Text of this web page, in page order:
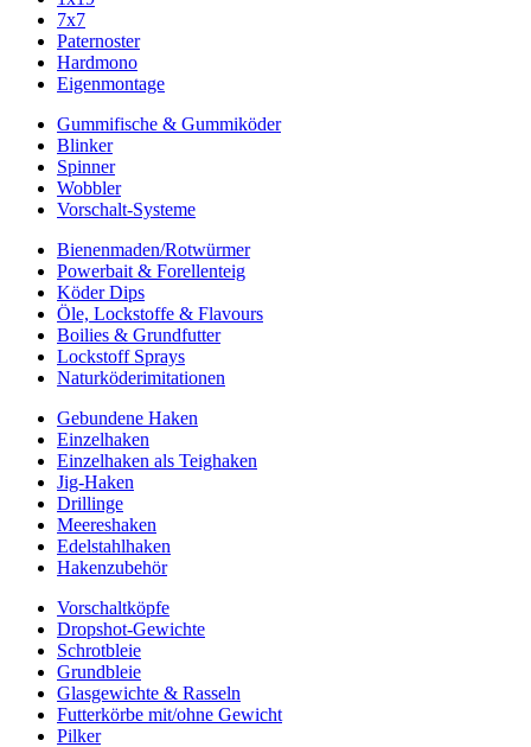
7x7
Paternoster
Hardmono
Eigenmontage
Gummifische & Gummiköder
Blinker
Spinner
Wobbler
Vorschalt-Systeme
Bienenmaden/Rotwürmer
Powerbait & Forellenteig
Köder Dips
Öle, Lockstoffe & Flavours
Boilies & Grundfutter
Lockstoff Sprays
Naturköderimitationen
Gebundene Haken
Einzelhaken
Einzelhaken als Teighaken
Jig-Haken
Drillinge
Meereshaken
Edelstahlhaken
Hakenzubehör
Vorschaltköpfe
Dropshot-Gewichte
Schrotbleie
Grundbleie
Glasgewichte & Rasseln
Futterkörbe mit/ohne Gewicht
Pilker